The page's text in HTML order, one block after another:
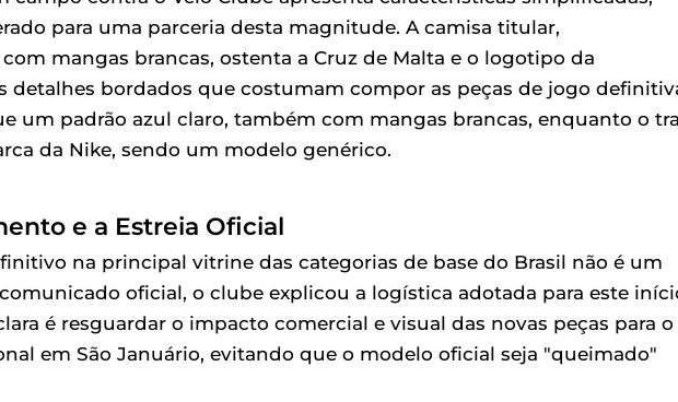
para uma parceria desta magnitude. A camisa titular,
mangas brancas, ostenta a Cruz de Malta e o logotipo da
detalhes bordados que costumam compor as peças de jogo
um padrão azul claro, também com mangas brancas, enquanto o
da Nike, sendo um modelo genérico.
e a Estreia Oficial
na principal vitrine das categorias de base do Brasil não é um
oficial, o clube explicou a logística adotada para este
é resguardar o impacto comercial e visual das novas peças para o
em São Januário, evitando que o modelo oficial seja "queimado"